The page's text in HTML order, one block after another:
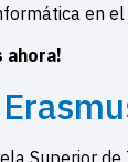
en
ahora!
Superior